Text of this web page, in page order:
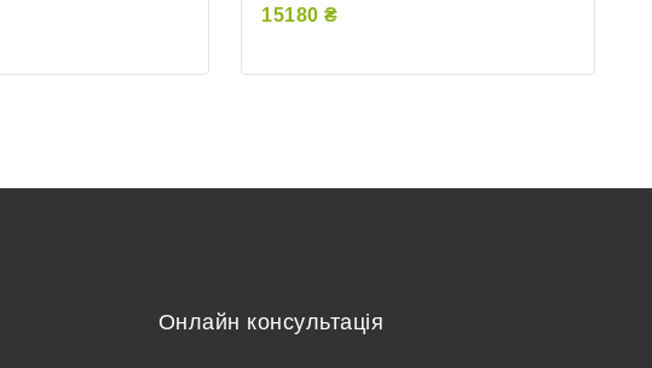
0
15180₴
Онлайн консультація